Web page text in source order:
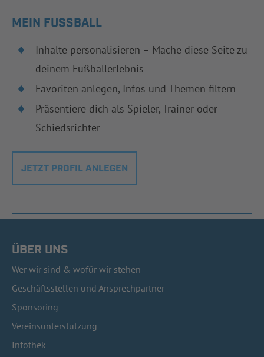
MEIN FUSSBALL
Inhalte personalisieren – Mache diese Seite zu
deinem Fußballerlebnis
Favoriten anlegen, Infos und Themen filtern
Präsentiere dich als Spieler, Trainer oder
Schiedsrichter
JETZT PROFIL ANLEGEN
ÜBER UNS
Wer wir sind & wofür wir stehen
Geschäftsstellen und Ansprechpartner
Sponsoring
Vereinsunterstützung
Infothek